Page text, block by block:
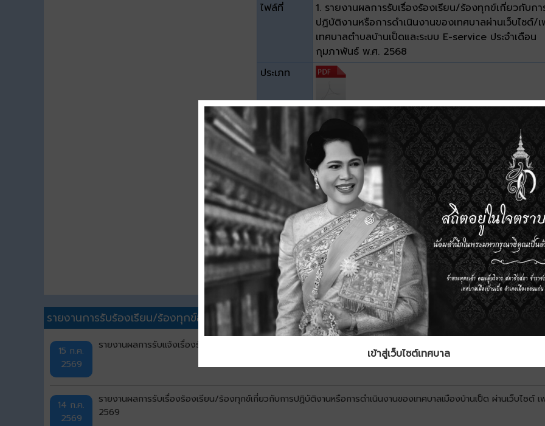
ไฟล์ที่
1. รายงานผลการรับเรื่องร้องเรียน/ร้องทุกข์เกี่ยวกับกา
ปฏิบัติงานหรือการดำเนินงานของเทศบาลผ่านเว็บไซต์/
เทศบาลตำบลบ้านเป็ดและระบบ E-service ประจำเดือน
กุมภาพันธ์ พ.ศ. 2568
ประเภท
ขนาด
1.47 MB
ดาวน์โหลด
รายงานการรับร้องเรียน/ร้องทุกข์อื่นๆ
15 ก.ค.
2569
รายงานผลการรับแจ้งเรื่องร้องเรียนร้องทุกข์ผ่านแพลตฟอร์ม Traffy Fondue และช่องทาง LINE OA ของเทศบาลเมืองบ้
14 ก.ค.
2569
รายงานผลการรับเรื่องร้องเรียน/ร้องทุกข์เกี่ยวกับการปฏิบัติงานหรือการดำเนินงานของเทศบาลเมืองบ้านเป็ด ผ่านเว็บไซต์
2569
เข้าสู่เว็บไซต์เทศบาล